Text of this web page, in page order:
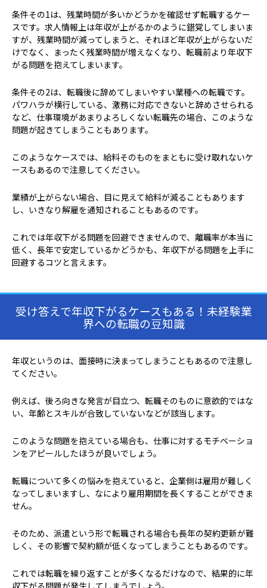
条件その1は、残業時間が多いかどうかを確認せず転職するケー
スです。求人情報上は年収が上がるかのように錯覚してしまいま
すが、残業時間が減ってしまうと、それほど年収が上がらないだ
けでなく、まったく残業時間が増えなくなり、転職前より年収下
がる問題を抱えてしまいます。
条件その2は、転職後に辞めてしまいやすい業種への転職です。
パワハラが横行している、激務に対応できないと辞めさせられる
など、仕事環境があまりよろしくない転職先の場合、このような
問題が起きてしまうこともあります。
このようなケースでは、給料そのものをまともに受け取れないケ
ースもあるので注意してください。
業績が上がらない場合、目に見えて給料が減ることもあります
し、いきなり解雇を通知されることもあるのです。
これでは年収下がる問題を回避できませんので、離職率が本当に
低く、長年で安定しているかどうかも、年収下がる問題を上手に
回避するコツと言えます。
受け答えで年収下がるケースもある！未経験業
界への転職の豆知識
年収というのは、面接時に決まってしまうこともあるので注意し
てください。
例えば、後ろ向きな発言が目立つ、転職そのものに意欲的ではな
い、年齢とスキルが合致していないなどが該当します。
このような問題を抱えている場合も、仕事に対するモチベーショ
ンをアピールしたほうが良いでしょう。
転職について多くの悩みを抱えていると、企業側は雇用が難しく
なってしまいますし、なにより雇用期間を長くすることができま
せん。
そのため、派遣という形で転職される場合も長年の契約更新が難
しく、その影響で契約額が低くなってしまうこともあるのです。
これでは転職を繰り返すことが多くなるだけなので、結果的に年
収下がる問題が発生してしまうでしょう。